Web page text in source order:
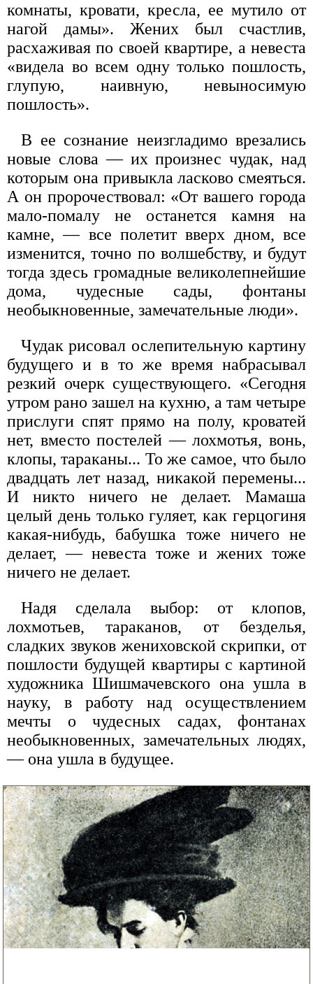
комнаты, кровати, кресла, ее мутило от
нагой дамы». Жених был счастлив,
расхаживая по своей квартире, а невеста
«видела во всем одну только пошлость,
глупую, наивную, невыносимую
пошлость».
В ее сознание неизгладимо врезались
новые слова — их произнес чудак, над
которым она привыкла ласково смеяться.
А он пророчествовал: «От вашего города
мало-помалу не останется камня на
камне, — все полетит вверх дном, все
изменится, точно по волшебству, и будут
тогда здесь громадные великолепнейшие
дома, чудесные сады, фонтаны
необыкновенные, замечательные люди».
Чудак рисовал ослепительную картину
будущего и в то же время набрасывал
резкий очерк существующего. «Сегодня
утром рано зашел на кухню, а там четыре
прислуги спят прямо на полу, кроватей
нет, вместо постелей — лохмотья, вонь,
клопы, тараканы... То же самое, что было
двадцать лет назад, никакой перемены...
И никто ничего не делает. Мамаша
целый день только гуляет, как герцогиня
какая-нибудь, бабушка тоже ничего не
делает, — невеста тоже и жених тоже
ничего не делает.
Надя сделала выбор: от клопов,
лохмотьев, тараканов, от безделья,
сладких звуков жениховской скрипки, от
пошлости будущей квартиры с картиной
художника Шишмачевского она ушла в
науку, в работу над осуществлением
мечты о чудесных садах, фонтанах
необыкновенных, замечательных людях,
— она ушла в будущее.